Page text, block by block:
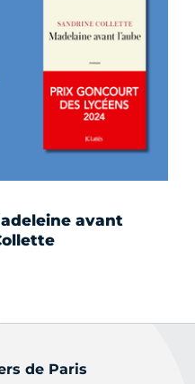
avant
de Paris